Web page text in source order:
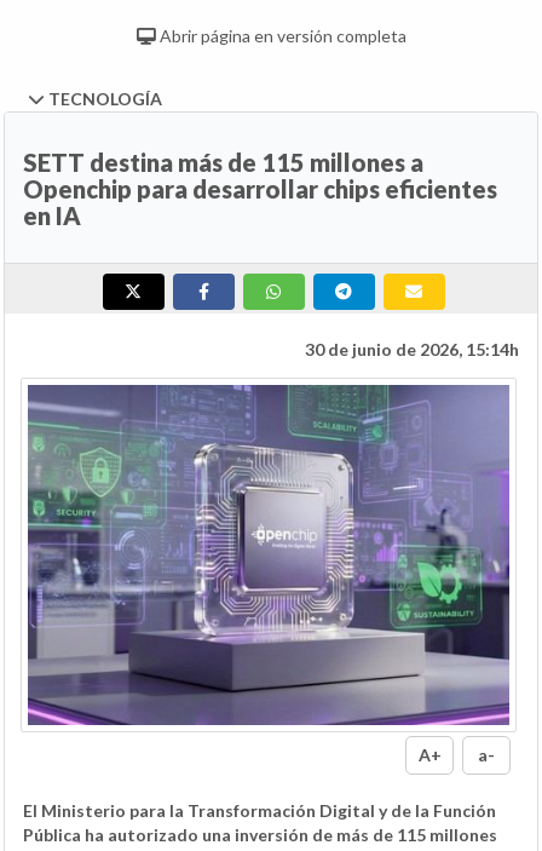
Abrir página en versión completa
TECNOLOGÍA
SETT destina más de 115 millones a
Openchip para desarrollar chips eficientes
en IA
30 de junio de 2026, 15:14h
A+ a-
El Ministerio para la Transformación Digital y de la Función
Pública ha autorizado una inversión de más de 115 millones